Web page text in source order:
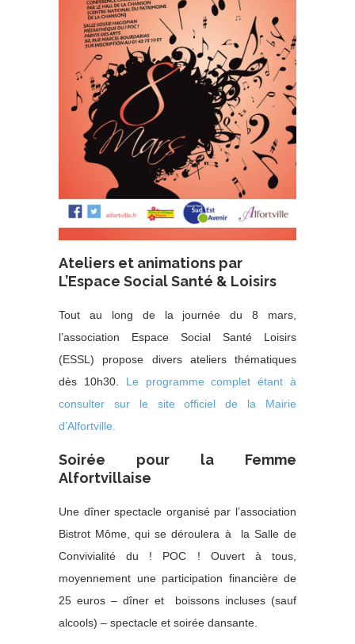
Ateliers et animations par
L’Espace Social Santé & Loisirs
Tout au long de la journée du 8 mars,
l’association Espace Social Santé Loisirs
(ESSL) propose divers ateliers thématiques
dès 10h30. Le programme complet étant à
consulter sur le site officiel de la Mairie
d’Alfortville.
Soirée pour la Femme
Alfortvillaise
Une dîner spectacle organisé par l’association
Bistrot Môme, qui se déroulera à la Salle de
Convivialité du ! POC ! Ouvert à tous,
moyennement une participation financière de
25 euros – dîner et boissons incluses (sauf
alcools) – spectacle et soirée dansante.